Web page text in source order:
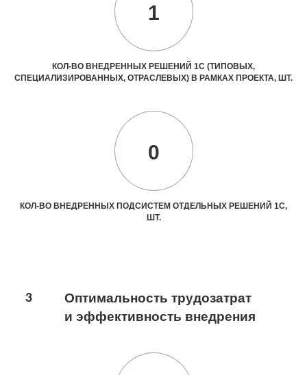
1
КОЛ-ВО ВНЕДРЕННЫХ РЕШЕНИЙ 1С (ТИПОВЫХ,
СПЕЦИАЛИЗИРОВАННЫХ, ОТРАСЛЕВЫХ) В РАМКАХ ПРОЕКТА, ШТ.
0
КОЛ-ВО ВНЕДРЕННЫХ ПОДСИСТЕМ ОТДЕЛЬНЫХ РЕШЕНИЙ 1С,
ШТ.
3
Оптимальность трудозатрат
и эффективность внедрения